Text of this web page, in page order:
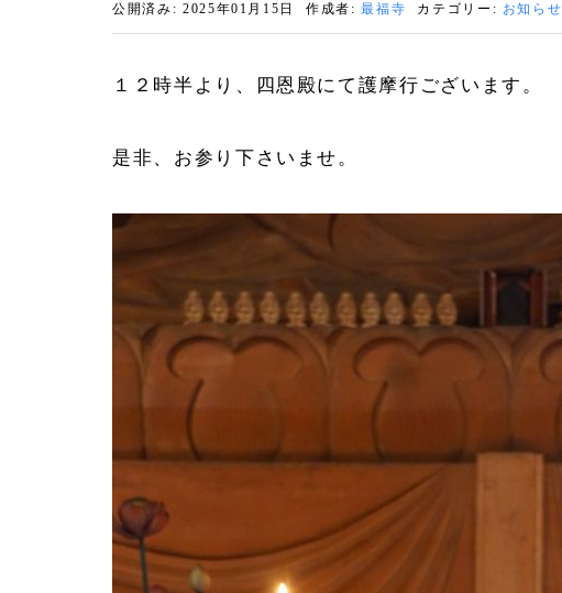
公開済み: 2025年01月15日 作成者:最福寺 カテゴリー: お知らせ
１２時半より、四恩殿にて護摩行ございます。
是非、お参り下さいませ。